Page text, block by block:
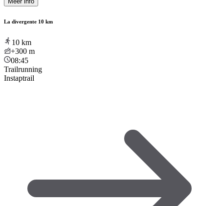
La divergente 10 km
10 km
+300 m
08:45
Trailrunning
Instaptrail